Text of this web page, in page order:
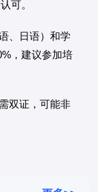
可。
、日语）和学
，建议参加培
双证，可能非